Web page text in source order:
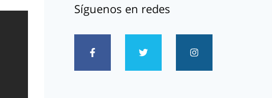
Síguenos en redes